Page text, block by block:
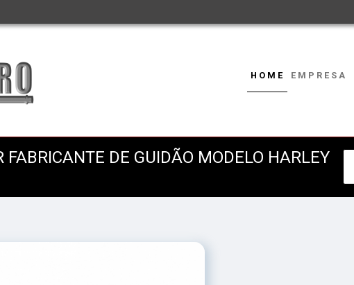
HOME EMPRESA
FABRICANTE DE GUIDÃO MODELO HARLEY